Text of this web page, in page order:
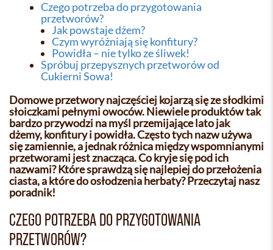
Czego potrzeba do przygotowania
przetworów?
Jak powstaje dżem?
Czym wyróżniają się konfitury?
Powidła – nie tylko ze śliwek!
Spróbuj przepysznych przetworów od
Cukierni Sowa!
Domowe przetwory najczęściej kojarzą się ze słodkimi
słoiczkami pełnymi owoców. Niewiele produktów tak
bardzo przywodzi na myśl przemijające lato jak
dżemy, konfitury i powidła. Często tych nazw używa
się zamiennie, a jednak różnica między wspomnianymi
przetworami jest znacząca. Co kryje się pod ich
nazwami? Które sprawdzą się najlepiej do przełożenia
ciasta, a które do osłodzenia herbaty? Przeczytaj nasz
poradnik!
CZEGO POTRZEBA DO PRZYGOTOWANIA
PRZETWORÓW?